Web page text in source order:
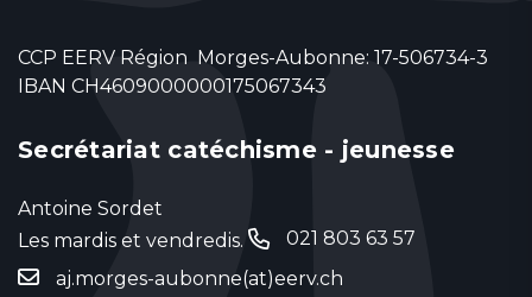
CCP EERV Région Morges-Aubonne: 17-506734-3
IBAN CH4609000000175067343
Secrétariat catéchisme - jeunesse
Antoine Sordet
Les mardis et vendredis.
021 803 63 57
aj.morges-aubonne(at)eerv.ch